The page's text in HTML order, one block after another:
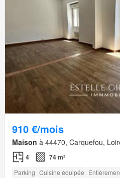
910 €/mois
Maison à 44470, Carquefou,
4 74 m²
Parking Cuisine équipée